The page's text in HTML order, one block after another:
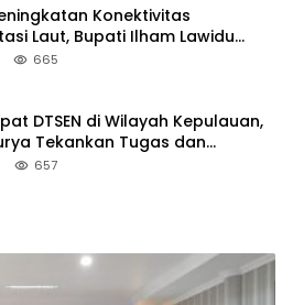
Konektivitas
Laut, Bupati Ilham Lawidu
Rencana Pembangunan
665
DTSEN di Wilayah Kepulauan,
Tekankan Tugas dan
Jawab Operator
657